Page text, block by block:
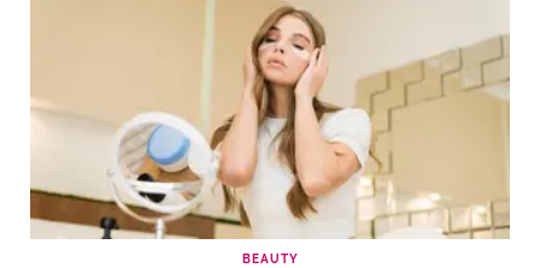
BEAUTY